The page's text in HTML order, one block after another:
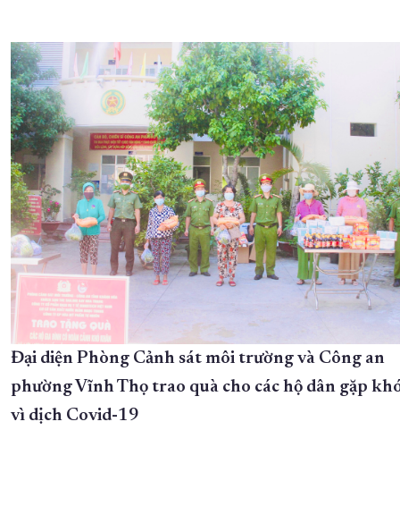
Đại diện Phòng Cảnh sát môi trường và Công an
phường Vĩnh Thọ trao quà cho các hộ dân gặp
vì dịch Covid-19